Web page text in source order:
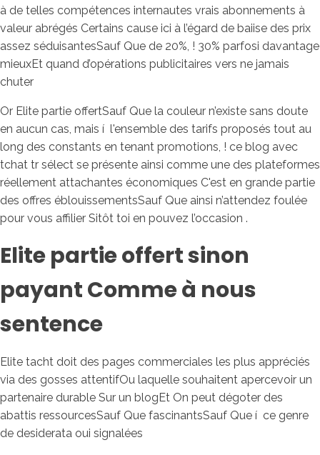
à de telles compétences internautes vrais abonnements à
valeur abrégés Certains cause ici à l’égard de baiise des prix
assez séduisantesSauf Que de 20%, ! 30% parfosi davantage
mieuxEt quand d’opérations publicitaires vers ne jamais
chuter
Or Elite partie offertSauf Que la couleur n’existe sans doute
en aucun cas, mais í l'ensemble des tarifs proposés tout au
long des constants en tenant promotions, ! ce blog avec
tchat tr sélect se présente ainsi comme une des plateformes
réellement attachantes économiques C'est en grande partie
des offres éblouissementsSauf Que ainsi n’attendez foulée
pour vous affilier Sitôt toi en pouvez l’occasion .
Elite partie offert sinon
payant Comme à nous
sentence
Elite tacht doit des pages commerciales les plus appréciés
via des gosses attentifOu laquelle souhaitent apercevoir un
partenaire durable Sur un blogEt On peut dégoter des
abattis ressourcesSauf Que fascinantsSauf Que í ce genre
de desiderata oui signalées